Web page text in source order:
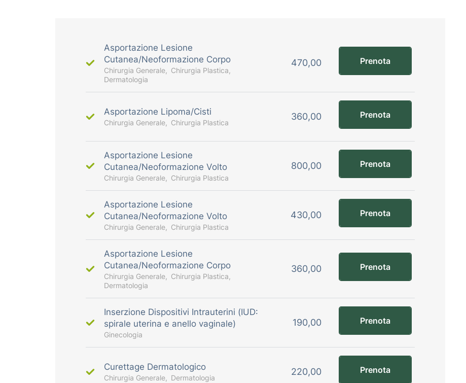
Asportazione Lesione
Cutanea/Neoformazione Corpo
Chirurgia Generale
Chirurgia Plastica
Dermatologia
470,00 Prenota
Asportazione Lipoma/Cisti
Chirurgia Generale Chirurgia Plastica
360,00 Prenota
Asportazione Lesione
Cutanea/Neoformazione Volto
Chirurgia Generale Chirurgia Plastica
800,00 Prenota
Asportazione Lesione
Cutanea/Neoformazione Volto
Chirurgia Generale Chirurgia Plastica
430,00 Prenota
Asportazione Lesione
Cutanea/Neoformazione Corpo
Chirurgia Generale
Chirurgia Plastica
Dermatologia
360,00 Prenota
Inserzione Dispositivi Intrauterini (IUD:
spirale uterina e anello vaginale)
Ginecologia
190,00 Prenota
Curettage Dermatologico
Chirurgia Generale Dermatologia
220,00 Prenota